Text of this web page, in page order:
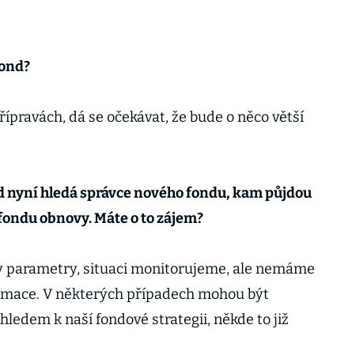
dá se očekávat, že bude o něco větší
hledá správce nového fondu, kam půjdou
obnovy. Máte o to zájem?
parametry, situaci monitorujeme, ale nemáme
V některých případech mohou být
k naší fondové strategii, někde to již